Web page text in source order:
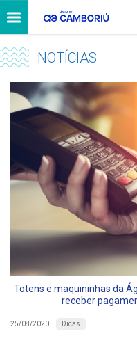
NOTÍCIAS
Totens e maquininhas da
receber
25/08/2020 Dicas